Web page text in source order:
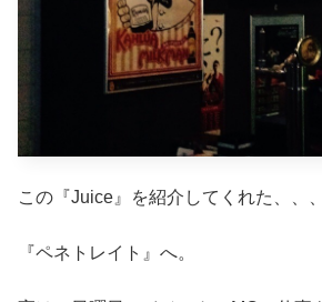
この『Juice』を紹介してくれた、、、
『ペネトレイト』へ。